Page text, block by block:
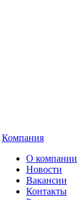
Компания
О компании
Новости
Вакансии
Контакты